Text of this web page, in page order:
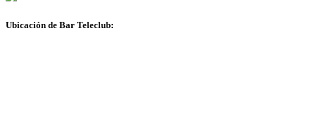
Ubicación de Bar Teleclub: